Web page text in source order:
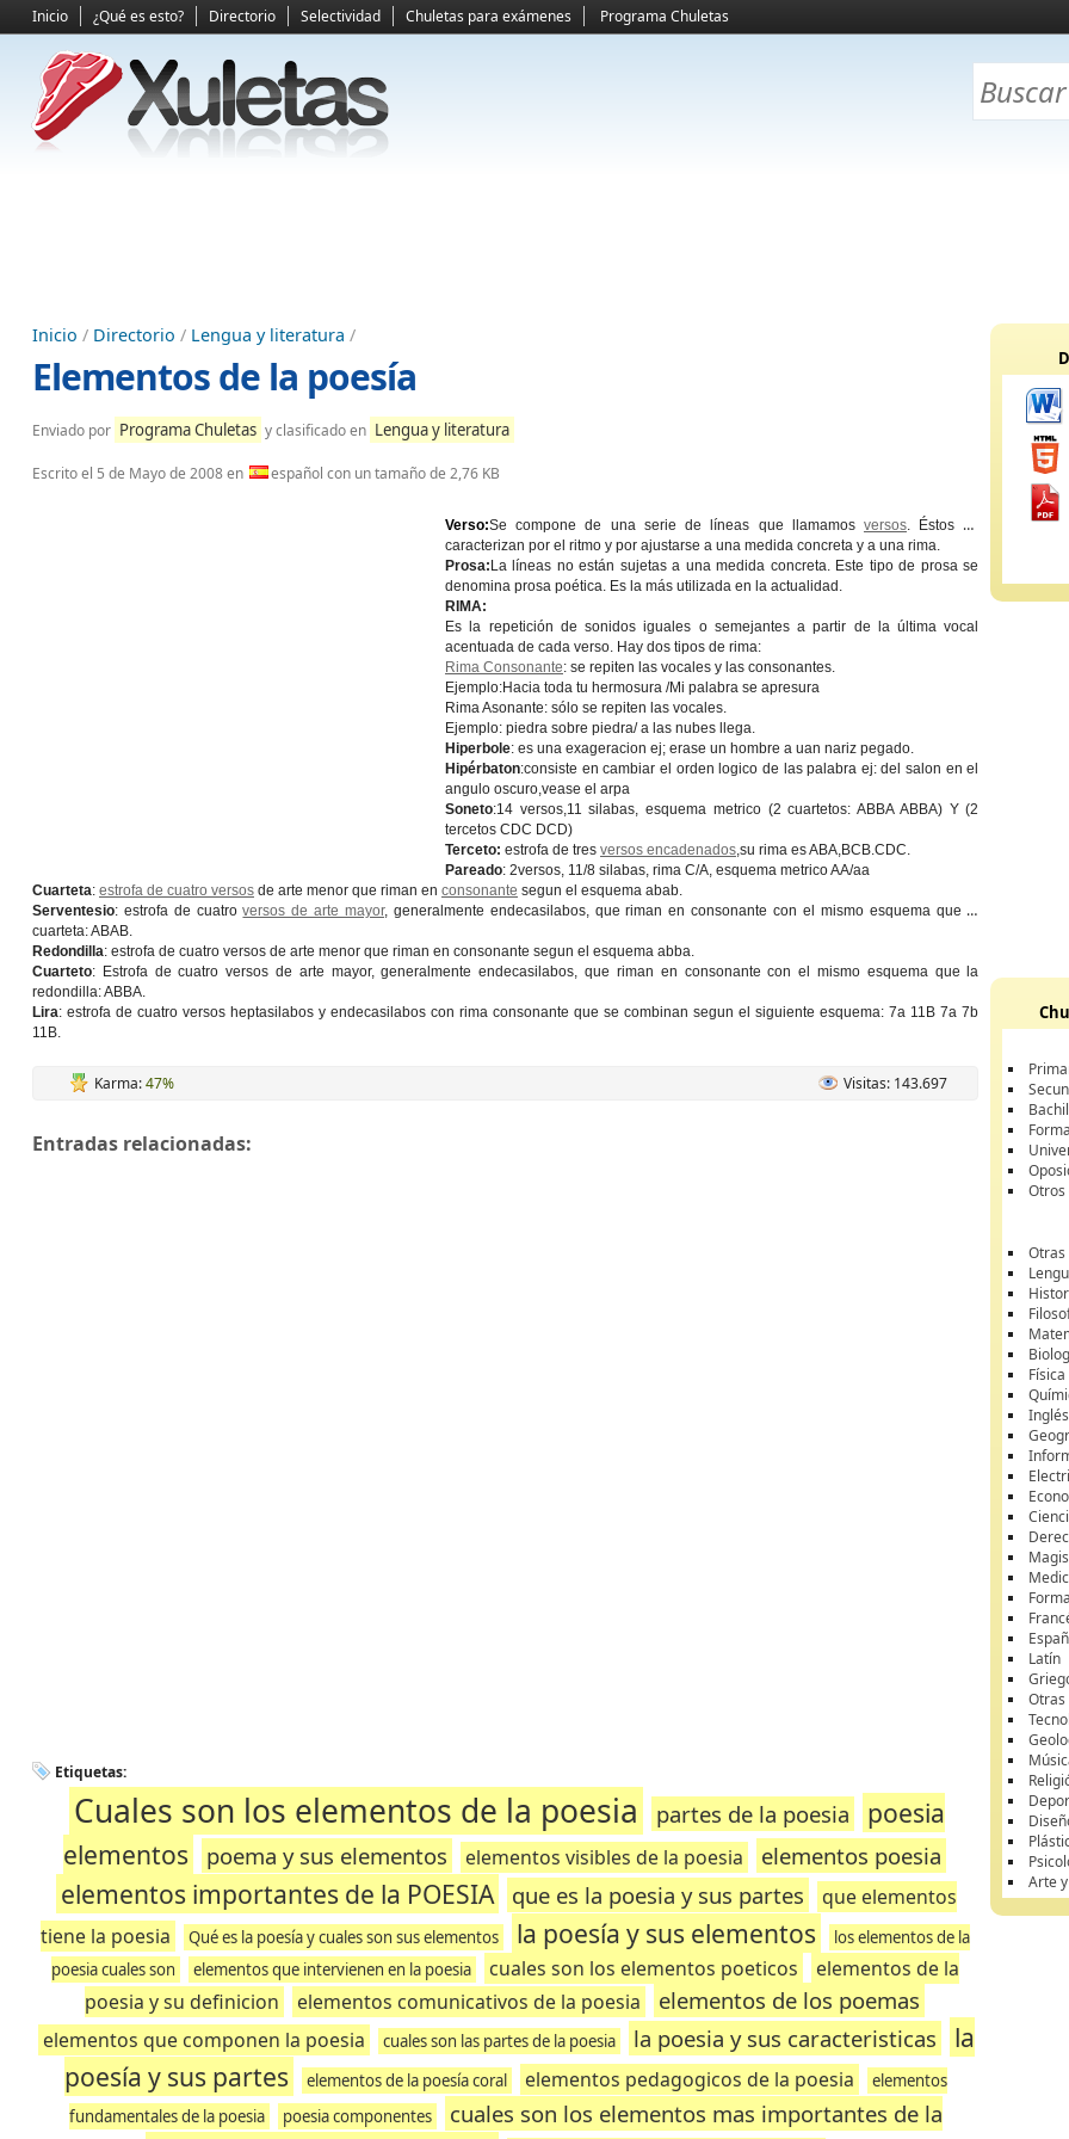
Inicio ¿Qué es esto? Directorio Selectividad Chuletas para exámenes Programa Chuletas
Inicio / Directorio / Lengua y literatura /
Elementos de la poesía
Enviado por Programa Chuletas y clasificado en Lengua y literatura
Escrito el 5 de Mayo de 2008en español con un tamaño de 2,76 KB
Verso:Se compone de una serie de líneas que llamamos versos. Éstos se
caracterizan por el ritmo y por ajustarse a una medida concreta y a una rima.
Prosa: La líneas no están sujetas a una medida concreta. Este tipo de prosa se
denomina prosa poética. Es la más utilizada en la actualidad.
RIMA:
Es la repetición de sonidos iguales o semejantes a partir de la última vocal
acentuada de cada verso. Hay dos tipos de rima:
Rima Consonante: se repiten las vocales y las consonantes.
Ejemplo:Hacia toda tu hermosura /Mi palabra se apresura
Rima Asonante: sólo se repiten las vocales.
Ejemplo: piedra sobre piedra/ a las nubes llega.
Hiperbole: es una exageracion ej; erase un hombre a uan nariz pegado.
Hipérbaton:consiste en cambiar el orden logico de las palabra ej: del salon en el
angulo oscuro,vease el arpa
Soneto:14 versos,11 silabas, esquema metrico (2 cuartetos: ABBA ABBA) Y (2
tercetos CDC DCD)
Terceto: estrofa de tres versos encadenados,su rima es ABA,BCB.CDC.
Pareado: 2versos, 11/8 silabas, rima C/A, esquema metrico AA/aa
Cuarteta: estrofa de cuatro versos de arte menor que riman en consonante segun el esquema abab.
Serventesio: estrofa de cuatroversos de arte mayor, generalmente endecasilabos, que riman en consonante con el mismo esquema que la
cuarteta: ABAB.
Redondilla: estrofa de cuatro versos de arte menor que riman en consonante segun el esquema abba.
Cuarteto: Estrofa de cuatro versos de arte mayor, generalmente endecasilabos, que riman en consonante con el mismo esquema que la
redondilla: ABBA.
Lira: estrofa de cuatro versos heptasilabos y endecasilabos con rima consonante que se combinan segun el siguiente esquema: 7a 11B 7a 7b
11B.
Karma:47% Visitas: 143.697
Entradas relacionadas:
Etiquetas:
Cuales son los elementos de la poesia partes de la poesia
poesia
elementos
poema y sus elementos elementos visibles de la poesia elementos poesia
elementos importantes de la POESIA que es la poesia y sus partes
que elementos
tiene la poesia
Qué es la poesía y cuales son sus elementos la poesía y sus elementos
los elementos de la
poesia cuales son
elementos que intervienen en la poesia cuales son los elementos poeticos
elementos de la
poesia y su definicion
elementos comunicativos de la poesia elementos de los poemas
elementos que componen la poesia cuales son las partes de la poesia la poesia y sus caracteristicas
la
poesía y sus partes
elementos de la poesía coral elementos pedagogicos de la poesia
elementos
fundamentales de la poesia
poesia componentes cuales son los elementos mas importantes de la
Otros
Física
Inglés
Latín
Arte